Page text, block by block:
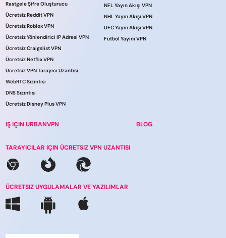
Rastgele Şifre Oluşturucu
Ücretsiz Reddit VPN
Ücretsiz Roblox VPN
Ücretsiz Yönlendirici IP Adresi VPN
Ücretsiz Craigslist VPN
Ücretsiz Netflix VPN
Ücretsiz VPN Tarayıcı Uzantısı
WebRTC Sızıntısı
DNS Sızıntısı
Ücretsiz Disney Plus VPN
IŞ IÇIN URBANVPN
NFL Yayın Akışı VPN
NHL Yayın Akışı VPN
UFC Yayın Akışı VPN
Futbol Yayını VPN
BLOG
TARAYICILAR IÇIN ÜCRETSIZ VPN UZANTISI
ÜCRETSIZ UYGULAMALAR VE YAZILIMLAR